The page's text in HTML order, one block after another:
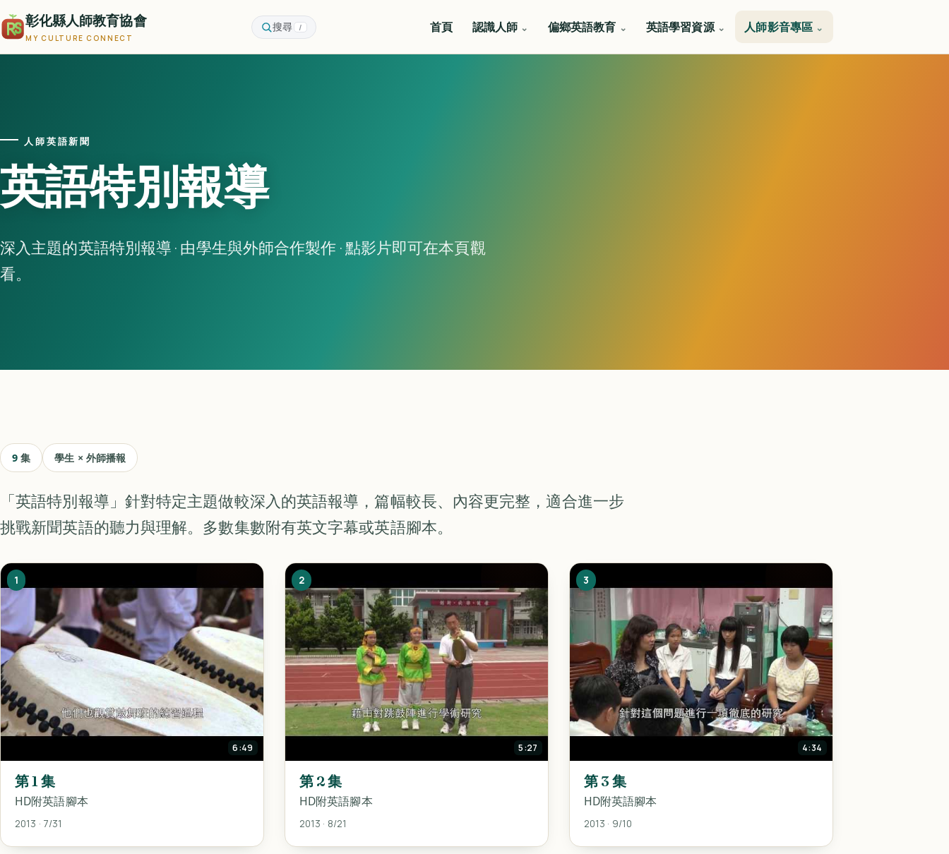
彰化縣人師教育協會
MY CULTURE CONNECT
搜尋 / 首頁 認識人師 偏鄉英語教育 英語學習資源 人師影音專區
人師英語新聞
英語特別報導
深入主題的英語特別報導 · 由學生與外師合作製作 · 點影片即可在本頁觀
看。
9 集 學生 × 外師播報
「英語特別報導」針對特定主題做較深入的英語報導，篇幅較長、內容更完整，適合進一步
挑戰新聞英語的聽力與理解。多數集數附有英文字幕或英語腳本。
6:49
1
第 1 集
HD附英語腳本
2013 · 7/31
5:27
2
第 2 集
HD附英語腳本
2013 · 8/21
4:34
3
第 3 集
HD附英語腳本
2013 · 9/10